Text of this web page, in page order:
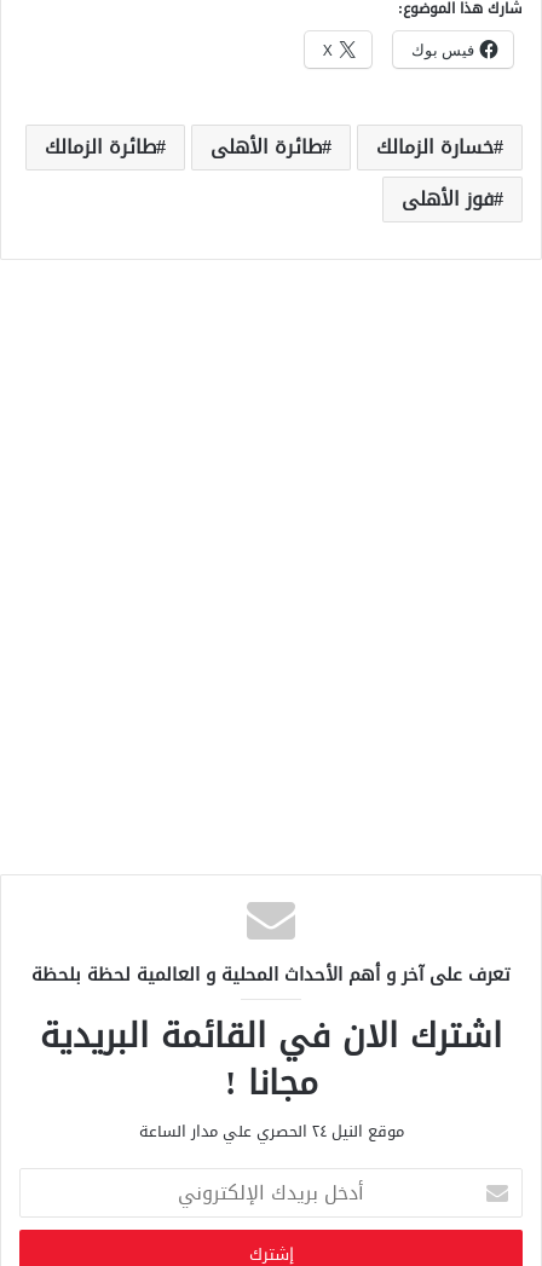
شارك هذا الموضوع:
فيس بوك X
خسارة الزمالك طائرة الأهلى
طائرة الزمالك
فوز الأهلى
تعرف على آخر و أهم الأحداث المحلية و العالمية لحظة بلحظة
اشترك الان في القائمة البريدية
مجانا !
موقع النيل ٢٤ الحصري علي مدار الساعة
خ